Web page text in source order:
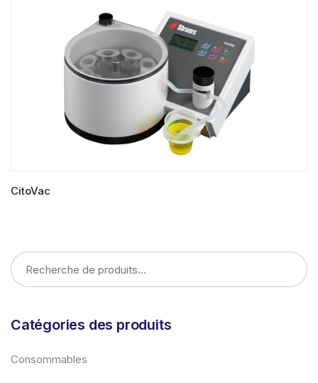
CitoVac
Catégories des produits
Consommables